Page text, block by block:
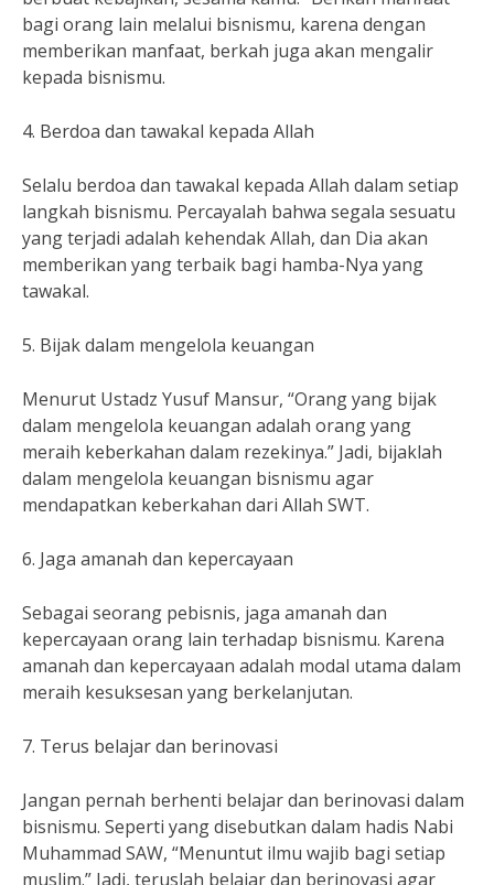
bagi orang lain melalui bisnismu, karena dengan
memberikan manfaat, berkah juga akan mengalir
kepada bisnismu.
4. Berdoa dan tawakal kepada Allah
Selalu berdoa dan tawakal kepada Allah dalam setiap
langkah bisnismu. Percayalah bahwa segala sesuatu
yang terjadi adalah kehendak Allah, dan Dia akan
memberikan yang terbaik bagi hamba-Nya yang
tawakal.
5. Bijak dalam mengelola keuangan
Menurut Ustadz Yusuf Mansur, “Orang yang bijak
dalam mengelola keuangan adalah orang yang
meraih keberkahan dalam rezekinya.” Jadi, bijaklah
dalam mengelola keuangan bisnismu agar
mendapatkan keberkahan dari Allah SWT.
6. Jaga amanah dan kepercayaan
Sebagai seorang pebisnis, jaga amanah dan
kepercayaan orang lain terhadap bisnismu. Karena
amanah dan kepercayaan adalah modal utama dalam
meraih kesuksesan yang berkelanjutan.
7. Terus belajar dan berinovasi
Jangan pernah berhenti belajar dan berinovasi dalam
bisnismu. Seperti yang disebutkan dalam hadis Nabi
Muhammad SAW, “Menuntut ilmu wajib bagi setiap
muslim.” Jadi, teruslah belajar dan berinovasi agar